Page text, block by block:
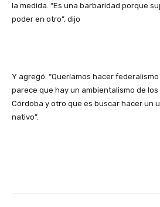
la medida. “Es una barbaridad porque
poder en otro”, dijo
Y agregó: “Queríamos hacer
parece que hay un ambientalismo de
Córdoba y otro que es buscar hacer un
nativo”.